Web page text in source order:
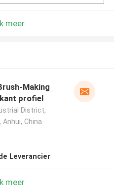
meer
Making
profiel
District,
China
Leverancier
meer